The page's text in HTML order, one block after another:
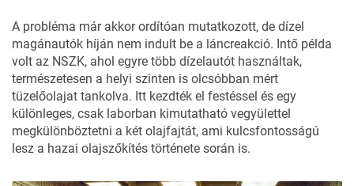
A probléma már akkor ordítóan mutatkozott, de dízel
magánautók híján nem indult be a láncreakció. Intő példa
volt az NSZK, ahol egyre több dízelautót használtak,
természetesen a helyi szinten is olcsóbban mért
tüzelőolajat tankolva. Itt kezdték el festéssel és egy
különleges, csak laborban kimutatható vegyülettel
megkülönböztetni a két olajfajtát, ami kulcsfontosságú
lesz a hazai olajszőkítés története során is.